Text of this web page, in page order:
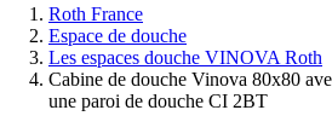
Vous
êtes
Roth France
Espace de douche
Les espaces douche VINOVA Roth
Cabine de douche Vinova 80x80
une paroi de douche CI 2BT